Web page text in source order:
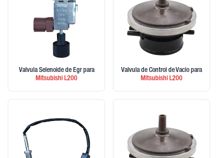
Valvula Selenoide de Egr para
Mitsubishi L200
Valvula de Control de Vacio para
Mitsubishi L200